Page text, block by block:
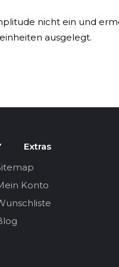
nicht ein und
ausgelegt.
integrieren,
Extras
Konto